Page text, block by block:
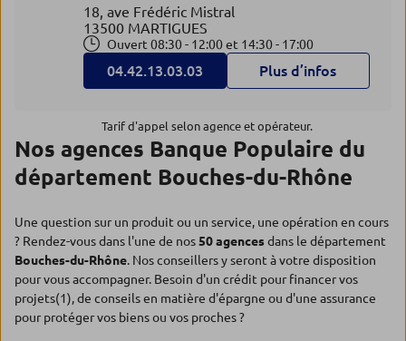
18, ave Frédéric Mistral
13500 MARTIGUES
Ouvert 08:30 - 12:00 et 14:30 - 17:00
04.42.13.03.03 Plus d’infos
Tarif d'appel selon agence et opérateur.
Nos agences Banque Populaire du
département Bouches-du-Rhône
Une question sur un produit ou un service, une opération en cours
? Rendez-vous dans l'une de nos50 agencesdans le département
Bouches-du-Rhône. Nos conseillers y seront à votre disposition
pour vous accompagner. Besoin d'un crédit pour financer vos
projets(1), de conseils en matière d'épargne ou d'une assurance
pour protéger vos biens ou vos proches ?